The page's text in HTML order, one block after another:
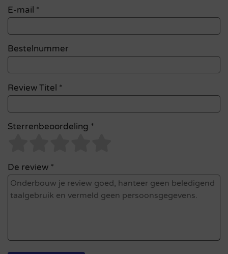
E-mail *
Bestelnummer
Review Titel *
Sterrenbeoordeling *
De review *